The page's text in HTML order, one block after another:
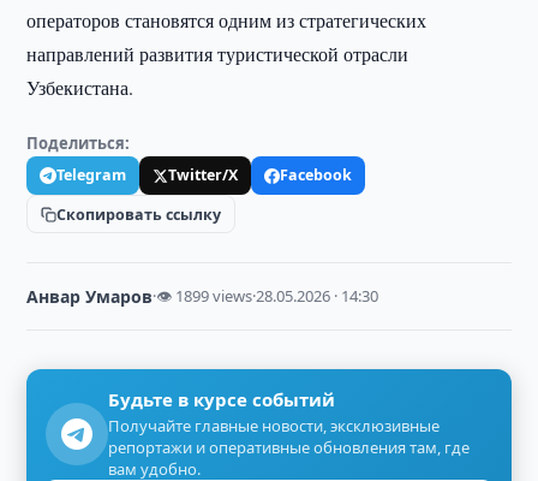
операторов становятся одним из стратегических
направлений развития туристической отрасли
Узбекистана.
Поделиться:
Telegram Twitter/X
Facebook
Скопировать ссылку
Анвар Умаров·👁 1899 views·28.05.2026 · 14:30
Будьте в курсе событий
Получайте главные новости, эксклюзивные
репортажи и оперативные обновления там, где
вам удобно.